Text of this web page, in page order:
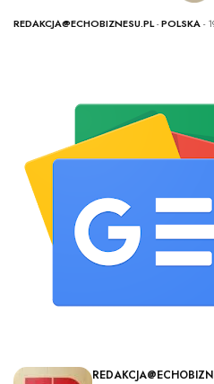
REDAKCJA@ECHOBIZNESU.PL-POLSKA-